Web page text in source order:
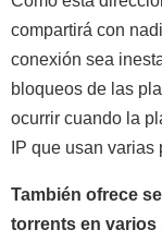
compartirá con
conexión sea
bloqueos de las
ocurrir cuando la
IP que usan varias
También ofrece
torrents en varios